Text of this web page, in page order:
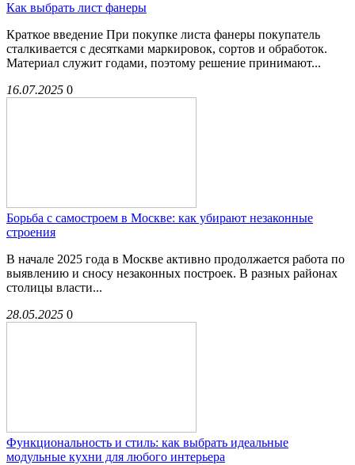
Как выбрать лист фанеры
Краткое введение При покупке листа фанеры покупатель
сталкивается с десятками маркировок, сортов и обработок.
Материал служит годами, поэтому решение принимают...
16.07.2025 0
Борьба с самостроем в Москве: как убирают незаконные
строения
В начале 2025 года в Москве активно продолжается работа по
выявлению и сносу незаконных построек. В разных районах
столицы власти...
28.05.2025 0
Функциональность и стиль: как выбрать идеальные
модульные кухни для любого интерьера